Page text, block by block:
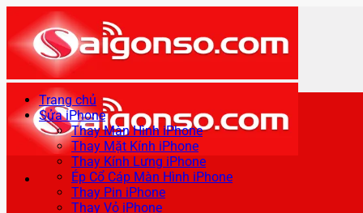
qua
nội
dung
Trang chủ
Sửa iPhone
Thay Màn Hình iPhone
Thay Mặt Kính iPhone
Thay Kính Lưng iPhone
Ép Cổ Cáp Màn Hình iPhone
Thay Pin iPhone
Thay Vỏ iPhone